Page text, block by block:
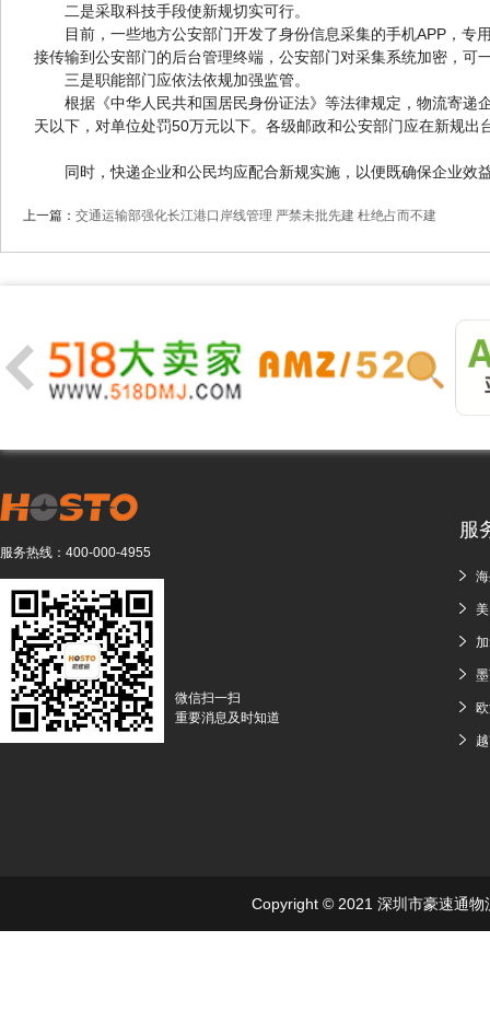
二是采取科技手段使新规切实可行。
目前，一些地方公安部门开发了身份信息采集的手机APP，
接传输到公安部门的后台管理终端，公安部门对采集系统加密，
三是职能部门应依法依规加强监管。
根据《中华人民共和国居民身份证法》等法律规定，物流寄
天以下，对单位处罚50万元以下。各级邮政和公安部门应在新规
同时，快递企业和公民均应配合新规实施，以便既确保企业效
上一篇： 交通运输部强化长江港口岸线管理 严禁未批先建 杜绝占而不建
服务热线： 400-000-4955
微信扫一扫
重要消息及时知道
服
Copyright © 2021 深圳市豪速通